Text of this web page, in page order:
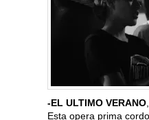
-EL ULTIMO VERANO
Esta opera prima